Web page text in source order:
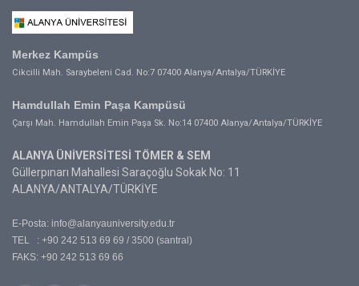
Merkez Kampüs
Cikcilli Mah. Saraybeleni Cad. No:7 07400 Alanya/Antalya/TÜRKİYE
Hamdullah Emin Paşa Kampüsü
Çarşı Mah. Hamdullah Emin Paşa Sk. No:14 07400 Alanya/Antalya/TÜRKİYE
ALANYA ÜNİVERSİTESİ TÖMER & SEM
Güllerpınarı Mahallesi Saraçoğlu Sokak No: 11
ALANYA/ANTALYA/TÜRKİYE
E-Posta: info@alanyauniversity.edu.tr
TEL : +90 242 513 69 69 / 3500 (santral)
FAKS: +90 242 513 69 66